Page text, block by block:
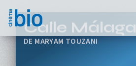
Calle Málaga
MARYAM TOUZANI